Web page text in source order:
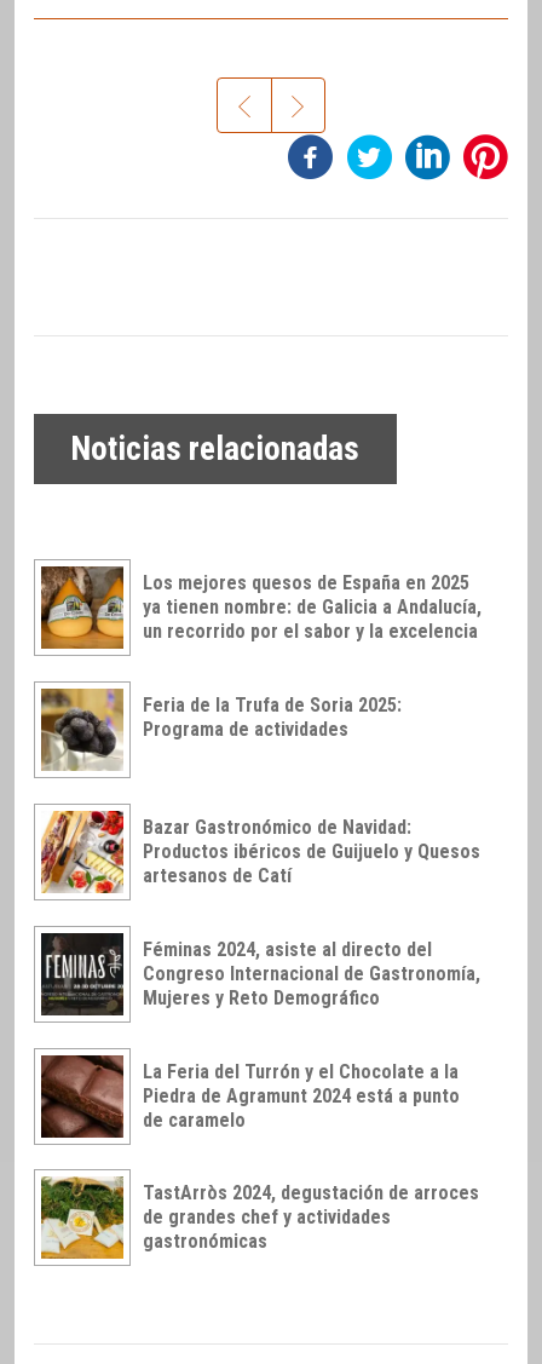
Noticias relacionadas
Los mejores quesos de España en 2025
ya tienen nombre: de Galicia a Andalucía,
un recorrido por el sabor y la excelencia
Feria de la Trufa de Soria 2025:
Programa de actividades
Bazar Gastronómico de Navidad:
Productos ibéricos de Guijuelo y Quesos
artesanos de Catí
Féminas 2024, asiste al directo del
Congreso Internacional de Gastronomía,
Mujeres y Reto Demográfico
La Feria del Turrón y el Chocolate a la
Piedra de Agramunt 2024 está a punto
de caramelo
TastArròs 2024, degustación de arroces
de grandes chef y actividades
gastronómicas